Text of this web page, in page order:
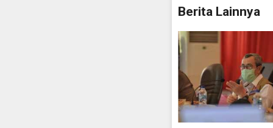
Berita Lainnya